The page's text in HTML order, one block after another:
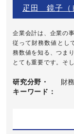
疋田 鏡子（
企業会計は、企業の
従って財務数値とし
務数値を知る、つま
とても重要です。そ
研究分野・
キーワード
財